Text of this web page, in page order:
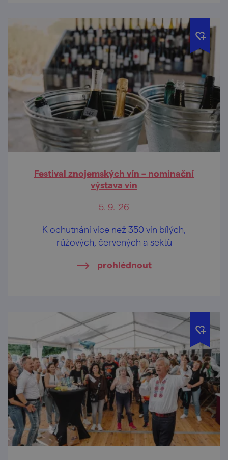
Festival znojemských vín – nominační
výstava vín
5. 9. '26
K ochutnání více než 350 vín bílých,
růžových, červených a sektů
prohlédnout